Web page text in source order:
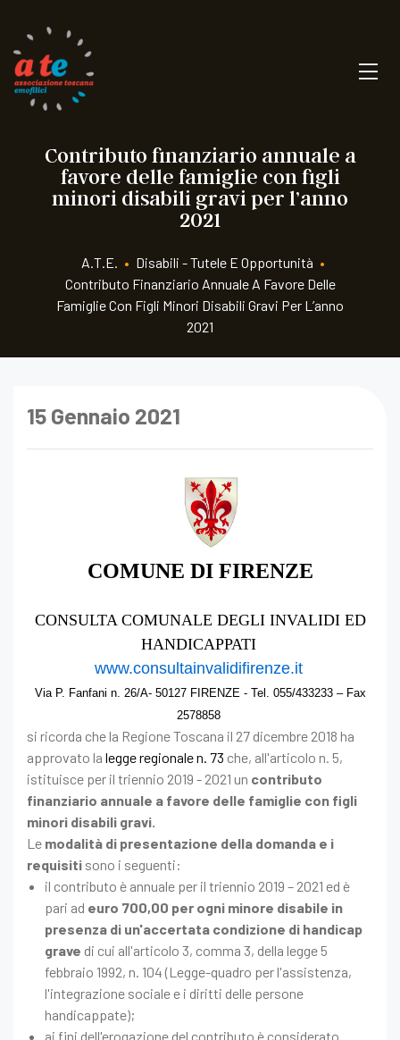
Contributo finanziario annuale a
favore delle famiglie con figli
minori disabili gravi per l’anno
2021
A.T.E. • Disabili - Tutele E Opportunità •
Contributo Finanziario Annuale A Favore Delle
Famiglie Con Figli Minori Disabili Gravi Per L’anno
2021
15 Gennaio 2021
COMUNE DI FIRENZE
CONSULTA COMUNALE DEGLI INVALIDI ED
HANDICAPPATI
www.consultainvalidifirenze.it
Via P. Fanfani n. 26/A- 50127 FIRENZE - Tel. 055/433233 – Fax
2578858
si ricorda che la Regione Toscana il 27 dicembre 2018 ha
approvato la legge regionale n. 73 che, all'articolo n. 5,
istituisce per il triennio 2019 - 2021 un contributo
finanziario annuale a favore delle famiglie con figli
minori disabili gravi.
Le modalità di presentazione della domanda e i
requisiti sono i seguenti:
il contributo è annuale per il triennio 2019 – 2021 ed è
pari ad euro 700,00 per ogni minore disabile in
presenza di un'accertata condizione di handicap
grave di cui all'articolo 3, comma 3, della legge 5
febbraio 1992, n. 104 (Legge-quadro per l'assistenza,
l'integrazione sociale e i diritti delle persone
handicappate);
ai fini dell'erogazione del contributo è considerato